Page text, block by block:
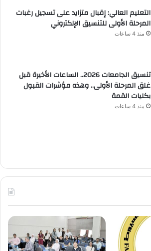
التعليم العالي: إقبال متزايد على تسجيل رغبات
المرحلة الأولى للتنسيق الإلكتروني
منذ 4 ساعات
تنسيق الجامعات 2026.. الساعات الأخيرة قبل
غلق المرحلة الأولى.. وهذه مؤشرات القبول
بكليات القمة
منذ 4 ساعات